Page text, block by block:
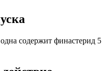
содержит финастерид 5